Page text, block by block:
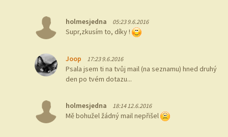
holmesjedna 05:23 9.6.2016
Supr,zkusím to, díky !
Joop 17:23 9.6.2016
Psala jsem ti na tvůj mail (na seznamu) hned druhý
den po tvém dotazu...
holmesjedna 18:14 12.6.2016
Mě bohužel žádný mail nepřišel